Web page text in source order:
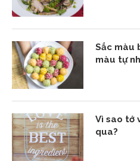
Sắc màu
màu tự
Vì sao tớ
qua?